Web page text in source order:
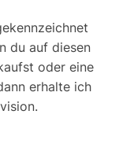
du auf diesen
oder eine
erhalte ich